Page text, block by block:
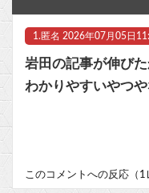
1. 匿名 2026年07月05日
岩田の記事が伸び
わかりやすいやつ
このコメントへの反応（1